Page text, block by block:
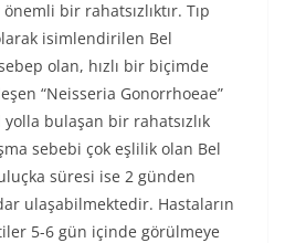
bir rahatsızlıktır. Tıp
isimlendirilen Bel
olan, hızlı bir biçimde
“Neisseria Gonorrhoeae”
bulaşan bir rahatsızlık
sebebi çok eşlilik olan Bel
süresi ise 2 günden
ulaşabilmektedir. Hastaların
5-6 gün içinde görülmeye